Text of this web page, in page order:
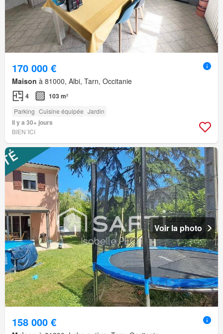
170 000 €
Maison à 81000, Albi, Tarn, Occitanie
4 103 m²
Parking Cuisine équipée Jardin
Il y a 30+ jours
BIEN´ICI
Voir la photo
158 000 €